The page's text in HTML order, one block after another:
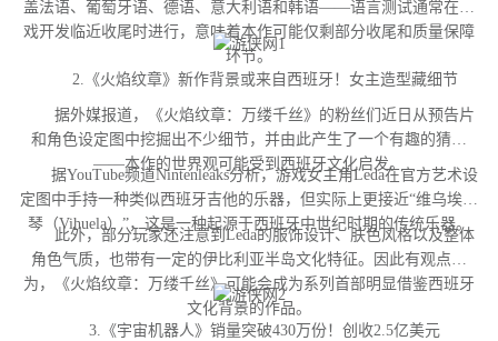
盖法语、葡萄牙语、德语、意大利语和韩语——语言测试通常在游
戏开发临近收尾时进行，意味着本作可能仅剩部分收尾和质量保障
环节。
2.《火焰纹章》新作背景或来自西班牙！女主造型藏细节
据外媒报道，《火焰纹章：万缕千丝》的粉丝们近日从预告片
和角色设定图中挖掘出不少细节，并由此产生了一个有趣的猜测
——本作的世界观可能受到西班牙文化启发。
据YouTube频道Nintenleaks分析，游戏女主角Leda在官方艺术设
定图中手持一种类似西班牙吉他的乐器，但实际上更接近“维乌埃拉
琴（Vihuela）”，这是一种起源于西班牙中世纪时期的传统乐器。
此外，部分玩家还注意到Leda的服饰设计、肤色风格以及整体
角色气质，也带有一定的伊比利亚半岛文化特征。因此有观点认
为，《火焰纹章：万缕千丝》可能会成为系列首部明显借鉴西班牙
文化背景的作品。
3.《宇宙机器人》销量突破430万份！创收2.5亿美元